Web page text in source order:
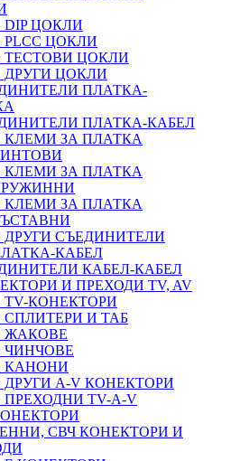
DIP ЦОКЛИ
PLCC ЦОКЛИ
ТЕСТОВИ ЦОКЛИ
ДРУГИ ЦОКЛИ
ПЛАТКА-
ПЛАТКА-КАБЕЛ
КЛЕМИ ЗА ПЛАТКА
КЛЕМИ ЗА ПЛАТКА
КЛЕМИ ЗА ПЛАТКА
ДРУГИ СЪЕДИНИТЕЛИ
КАБЕЛ
КАБЕЛ-КАБЕЛ
И ПРЕХОДИ TV, AV
TV-КОНЕКТОРИ
СПЛИТЕРИ И ТАБ
ЖАКОВЕ
ЧИНЧОВЕ
КАНОНИ
ДРУГИ A-V КОНЕКТОРИ
ПРЕХОДНИ TV-A-V
СВЧ КОНЕКТОРИ И